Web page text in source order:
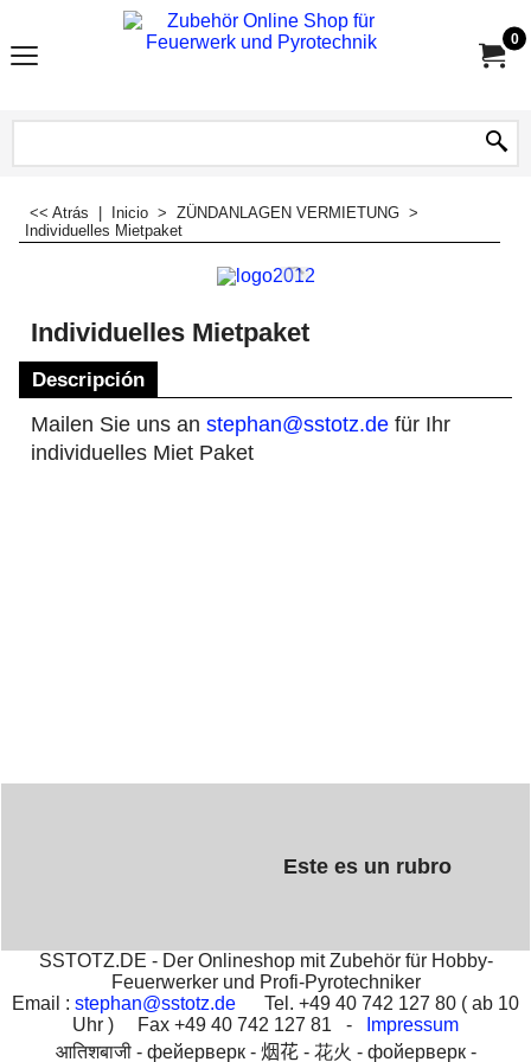
0
<< Atrás Inicio > ZÜNDANLAGEN VERMIETUNG >
Individuelles Mietpaket
Individuelles Mietpaket
Descripción
Mailen Sie uns an stephan@sstotz.de für Ihr
individuelles Miet Paket
Este es un rubro
SSTOTZ.DE - Der Onlineshop mit Zubehör für Hobby-
Feuerwerker und Profi-Pyrotechniker
Email : stephan@sstotz.de Tel. +49 40 742 127 80 ( ab 10
Uhr ) Fax +49 40 742 127 81 -
Impressum
आतिशबाजी - фейерверк - 烟花 - 花火 - фойерверк -